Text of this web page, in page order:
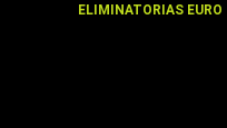
ELIMINATORIAS EURO